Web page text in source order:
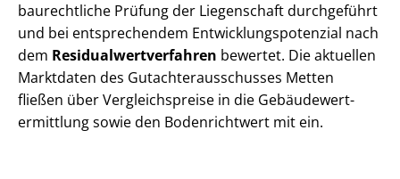
baurechtliche Prüfung der Liegenschaft durchgeführt
und bei entsprechendem Ent­wick­lungs­po­ten­zi­al nach
dem Re­si­du­al­wert­ver­fah­ren bewertet. Die aktuellen
Marktdaten des Gut­ach­ter­aus­schus­ses Metten
fließen über Ver­gleichs­prei­se in die Ge­bäu­de­wert­
ermitt­lung sowie den Bodenrichtwert mit ein.